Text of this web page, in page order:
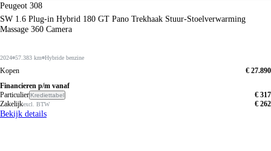
Peugeot 308
SW 1.6 Plug-in Hybrid 180 GT Pano Trekhaak Stuur-Stoelverwarming
Massage 360 Camera
2024 57.383 km Hybride benzine
Kopen
€ 27.890
Financieren p/m vanaf
Particulier Krediettabel
€ 317
Zakelijkexcl. BTW € 262
Bekijk details